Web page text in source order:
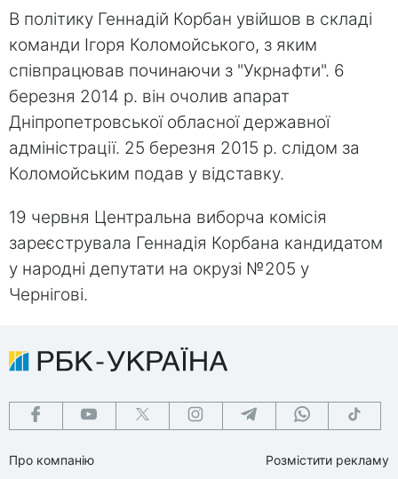
В політику Геннадій Корбан увійшов в складі
команди Ігоря Коломойського, з яким
співпрацював починаючи з "Укрнафти". 6
березня 2014 р. він очолив апарат
Дніпропетровської обласної державної
адміністрації. 25 березня 2015 р. слідом за
Коломойським подав у відставку.
19 червня Центральна виборча комісія
зареєструвала Геннадія Корбана кандидатом
у народні депутати на окрузі №205 у
Чернігові.
Про компанію
Розмістити рекламу